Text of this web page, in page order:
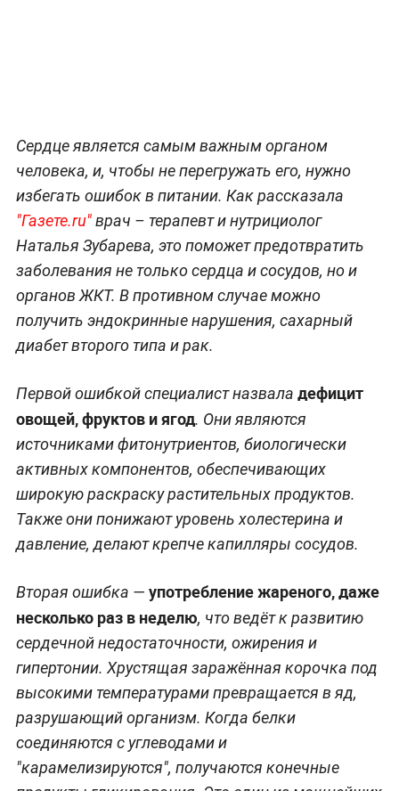
Сердце является самым важным органом
человека, и, чтобы не перегружать его, нужно
избегать ошибок в питании. Как рассказала
"Газете.ru"врач – терапевт и нутрициолог
Наталья Зубарева, это поможет предотвратить
заболевания не только сердца и сосудов, но и
органов ЖКТ. В противном случае можно
получить эндокринные нарушения, сахарный
диабет второго типа и рак.
Первой ошибкой специалист назвала дефицит
овощей, фруктов и ягод. Они являются
источниками фитонутриентов, биологически
активных компонентов, обеспечивающих
широкую раскраску растительных продуктов.
Также они понижают уровень холестерина и
давление, делают крепче капилляры сосудов.
Вторая ошибка — употребление жареного, даже
несколько раз в неделю, что ведёт к развитию
сердечной недостаточности, ожирения и
гипертонии. Хрустящая заражённая корочка под
высокими температурами превращается в яд,
разрушающий организм. Когда белки
соединяются с углеводами и
"карамелизируются", получаются конечные